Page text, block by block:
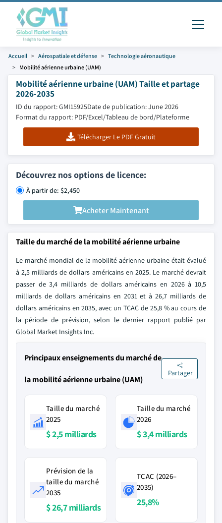
Accueil Aérospatiale et défense
Technologie aéronautique
Mobilité aérienne urbaine (UAM)
Mobilité aérienne urbaine (UAM) Taille et partage
2026-2035
ID du rapport: GMI15925Date de publication: June 2026
Format du rapport: PDF/Excel/Tableau de bord/Plateforme
Télécharger Le PDF Gratuit
Découvrez nos options de licence:
À partir de: $2,450
Acheter Maintenant
Taille du marché de la mobilité aérienne urbaine
Le marché mondial de la mobilité aérienne urbaine était évalué
à 2,5 milliards de dollars américains en 2025. Le marché devrait
passer de 3,4 milliards de dollars américains en 2026 à 10,5
milliards de dollars américains en 2031 et à 26,7 milliards de
dollars américains en 2035, avec un TCAC de 25,8 % au cours de
la période de prévision, selon le dernier rapport publié par
Global Market Insights Inc.
Principaux enseignements du marché de
la mobilité aérienne urbaine (UAM)
Partager
Taille du marché
2025
$ 2,5 milliards
Taille du marché
2026
$ 3,4 milliards
Prévision de la
taille du marché
2035
$ 26,7 milliards
TCAC (2026–
2035)
25,8%